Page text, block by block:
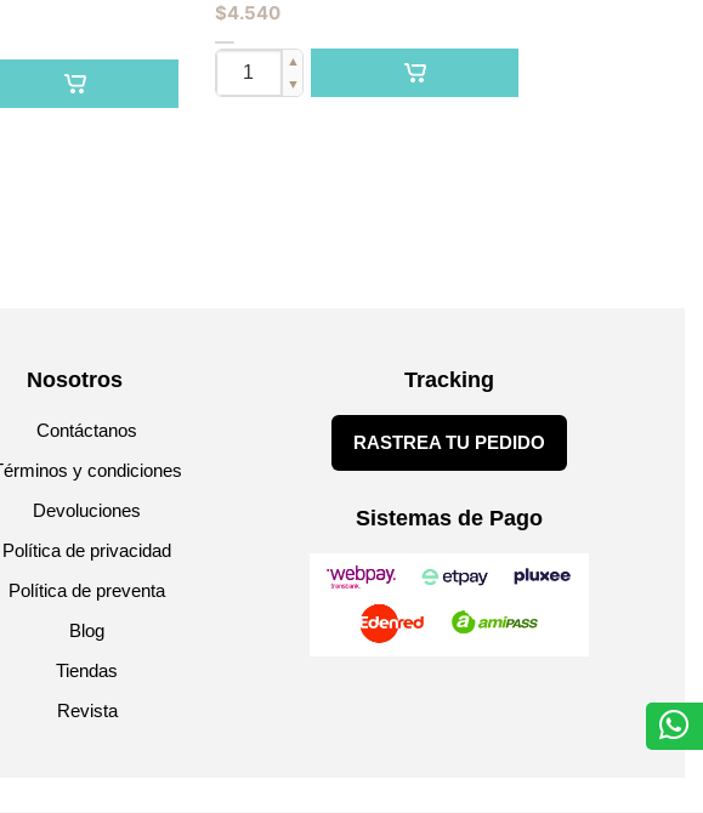
$4.540
▲
▼
Nosotros
Contáctanos
y condiciones
Devoluciones
Política de privacidad
Política de preventa
Blog
Tiendas
Revista
Tracking
RASTREA TU PEDIDO
Sistemas de Pago